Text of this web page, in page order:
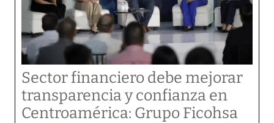
Sector financiero debe mejorar
transparencia y confianza en
Centroamérica: Grupo Ficohsa